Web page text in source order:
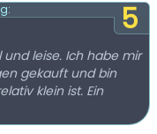
5
und leise. Ich habe mir
gekauft und bin
klein ist. Ein